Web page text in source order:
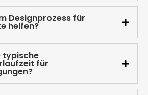
Designprozess für
helfen?
typische
für